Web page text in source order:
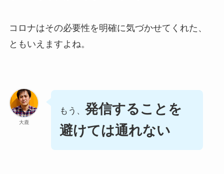
コロナはその必要性を明確に気づかせてくれた、
ともいえますよね。
大鹿
もう、 発信することを
避けては通れない